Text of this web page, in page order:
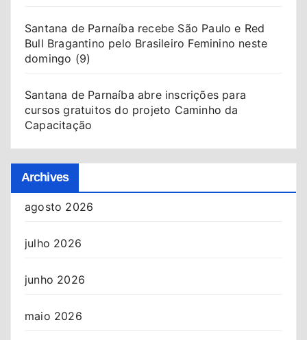
Santana de Parnaíba recebe São Paulo e Red
Bull Bragantino pelo Brasileiro Feminino neste
domingo (9)
Santana de Parnaíba abre inscrições para
cursos gratuitos do projeto Caminho da
Capacitação
Archives
agosto 2026
julho 2026
junho 2026
maio 2026